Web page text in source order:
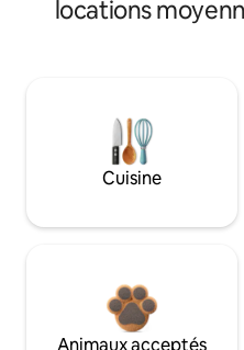
locations
Cuisine
Animaux acceptés